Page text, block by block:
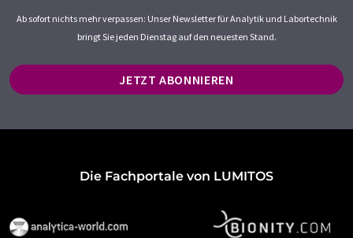
Ab sofort nichts mehr verpassen: Unser Newsletter für Analytik und Labortechnik
bringt Sie jeden Dienstag auf den neuesten Stand.
JETZT ABONNIEREN
Die Fachportale von LUMITOS